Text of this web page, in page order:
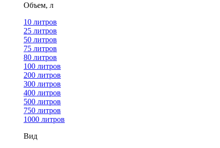
Объем, л
10 литров
25 литров
50 литров
75 литров
80 литров
100 литров
200 литров
300 литров
400 литров
500 литров
750 литров
1000 литров
Вид